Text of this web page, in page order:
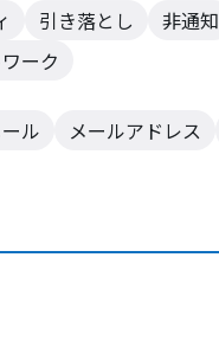
引き落とし 非通知
ーク
ル メールアドレス